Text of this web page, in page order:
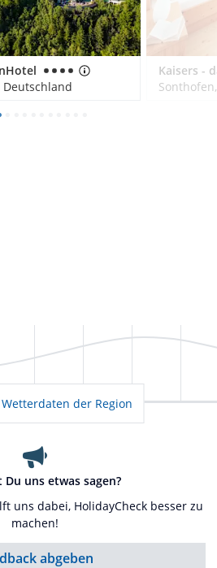
der Region
uns etwas sagen?
uns dabei, HolidayCheck besser zu
machen!
abgeben